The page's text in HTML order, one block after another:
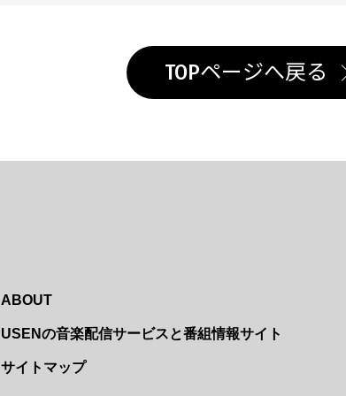
TOPページへ戻る
ABOUT
USENの音楽配信サービスと番組情報サイト
サイトマップ